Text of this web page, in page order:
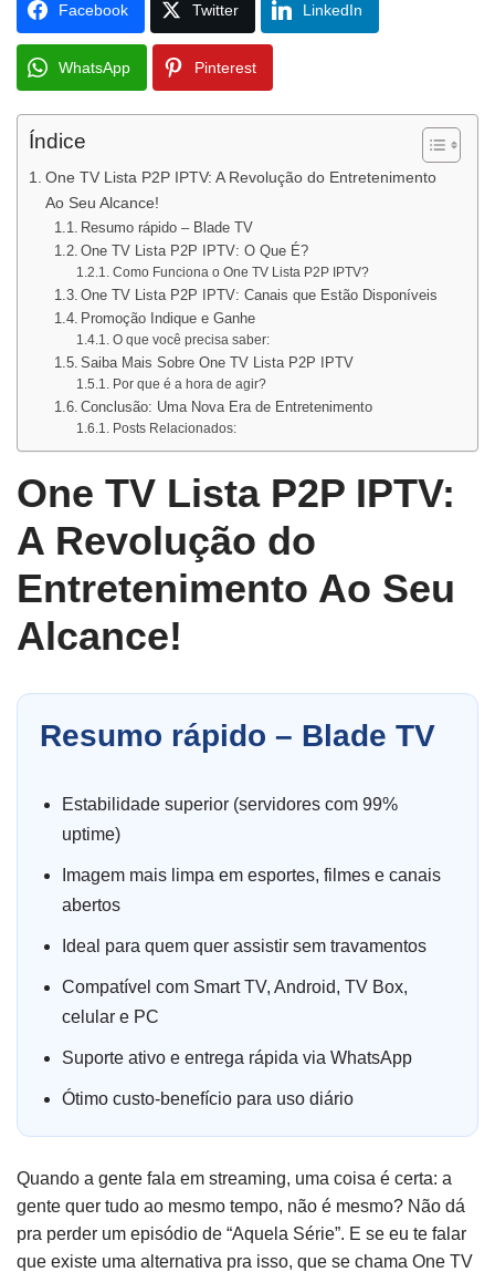
Facebook Twitter LinkedIn
WhatsApp Pinterest
Índice
One TV Lista P2P IPTV: A Revolução do Entretenimento
Ao Seu Alcance!
Resumo rápido – Blade TV
One TV Lista P2P IPTV: O Que É?
Como Funciona o One TV Lista P2P IPTV?
One TV Lista P2P IPTV: Canais que Estão Disponíveis
Promoção Indique e Ganhe
O que você precisa saber:
Saiba Mais Sobre One TV Lista P2P IPTV
Por que é a hora de agir?
Conclusão: Uma Nova Era de Entretenimento
Posts Relacionados:
One TV Lista P2P IPTV:
A Revolução do
Entretenimento Ao Seu
Alcance!
Resumo rápido – Blade TV
Estabilidade superior (servidores com 99%
uptime)
Imagem mais limpa em esportes, filmes e canais
abertos
Ideal para quem quer assistir sem travamentos
Compatível com Smart TV, Android, TV Box,
celular e PC
Suporte ativo e entrega rápida via WhatsApp
Ótimo custo-benefício para uso diário
Quando a gente fala em streaming, uma coisa é certa: a
gente quer tudo ao mesmo tempo, não é mesmo? Não dá
pra perder um episódio de “Aquela Série”. E se eu te falar
que existe uma alternativa pra isso, que se chama One TV